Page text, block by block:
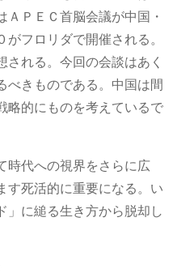
ＰＥＣ首脳会議が中国・
フロリダで開催される。
れる。今回の会談はあく
べきものである。中国は間
略的にものを考えているで
代への視界をさらに広
す死活的に重要になる。い
」に縋る生き方から脱却し